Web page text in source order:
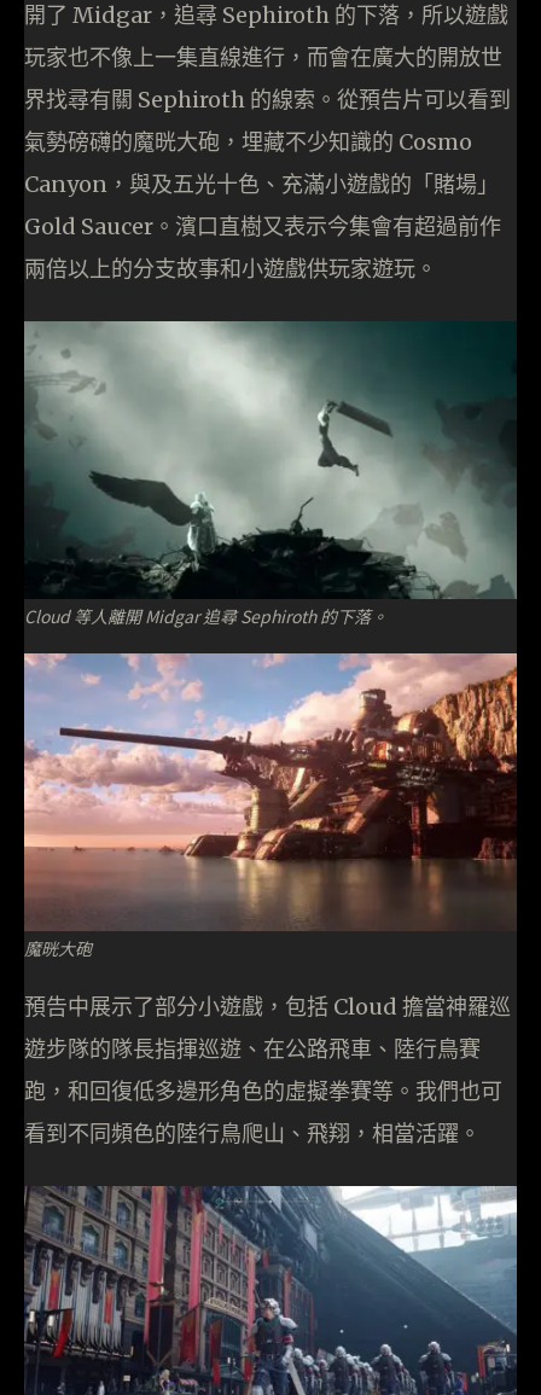
開了 Midgar，追尋 Sephiroth 的下落，所以遊戲
玩家也不像上一集直線進行，而會在廣大的開放世
界找尋有關 Sephiroth 的線索。從預告片可以看到
氣勢磅礴的魔晄大砲，埋藏不少知識的 Cosmo
Canyon，與及五光十色、充滿小遊戲的「賭場」
Gold Saucer。濱口直樹又表示今集會有超過前作
兩倍以上的分支故事和小遊戲供玩家遊玩。
Cloud 等人離開 Midgar 追尋 Sephiroth 的下落。
魔晄大砲
預告中展示了部分小遊戲，包括 Cloud 擔當神羅巡
遊步隊的隊長指揮巡遊、在公路飛車、陸行鳥賽
跑，和回復低多邊形角色的虛擬拳賽等。我們也可
看到不同頻色的陸行鳥爬山、飛翔，相當活躍。